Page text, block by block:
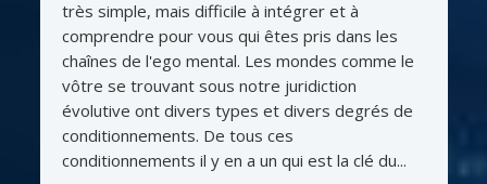
très simple, mais difficile à intégrer et à
comprendre pour vous qui êtes pris dans les
chaînes de l'ego mental. Les mondes comme le
vôtre se trouvant sous notre juridiction
évolutive ont divers types et divers degrés de
conditionnements. De tous ces
conditionnements il y en a un qui est la clé du...